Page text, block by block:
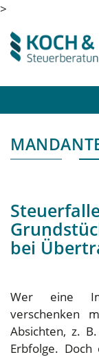
>
bei
Wer eine
verschenken
Absichten, z.
Erbfolge.